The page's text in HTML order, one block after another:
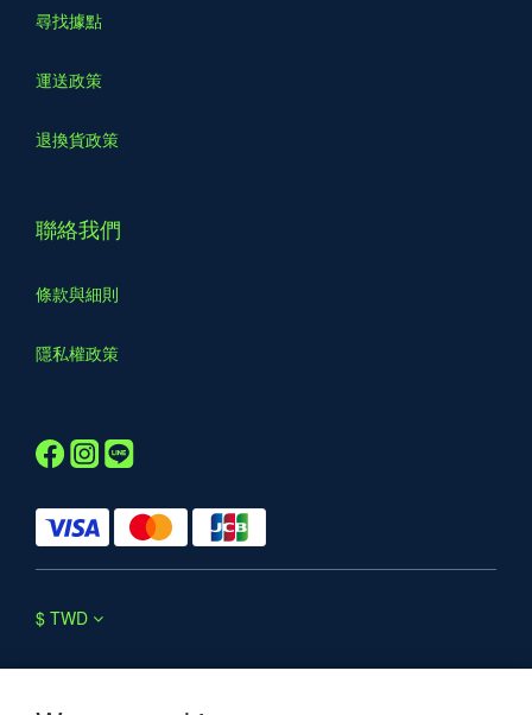
尋找據點
運送政策
退換貨政策
聯絡我們
條款與細則
隱私權政策
$ TWD